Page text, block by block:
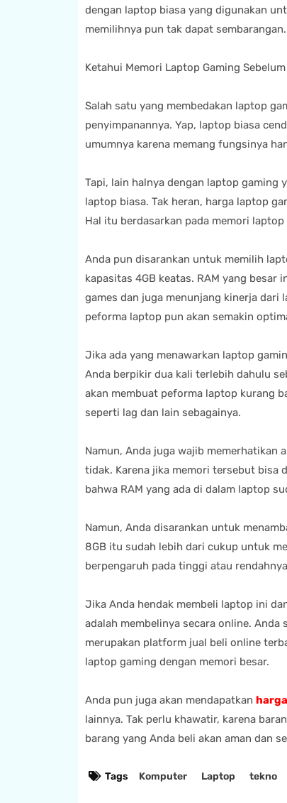
dengan laptop biasa yang digunakan
memilihnya pun tak dapat sembarangan.
Ketahui Memori Laptop Gaming
Salah satu yang membedakan laptop
penyimpanannya. Yap, laptop biasa
umumnya karena memang fungsinya
Tapi, lain halnya dengan laptop gaming
laptop biasa. Tak heran, harga laptop
Hal itu berdasarkan pada memori
Anda pun disarankan untuk memilih
kapasitas 4GB keatas. RAM yang besar
games dan juga menunjang kinerja dari
peforma laptop pun akan semakin
Jika ada yang menawarkan laptop
Anda berpikir dua kali terlebih dahulu
akan membuat peforma laptop kurang
seperti lag dan lain sebagainya.
Namun, Anda juga wajib memerhatikan
tidak. Karena jika memori tersebut bisa
bahwa RAM yang ada di dalam laptop
Namun, Anda disarankan untuk
8GB itu sudah lebih dari cukup untuk
berpengaruh pada tinggi atau
Jika Anda hendak membeli laptop ini
adalah membelinya secara online.
merupakan platform jual beli online
laptop gaming dengan memori besar.
Anda pun juga akan mendapatkan
lainnya. Tak perlu khawatir, karena
barang yang Anda beli akan aman dan
Tags Komputer Laptop tekno